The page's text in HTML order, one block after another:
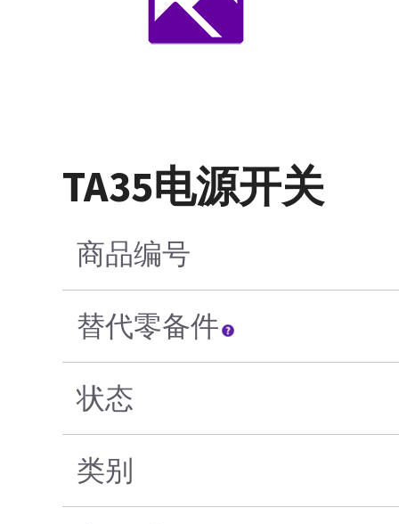
TA35电源开关
商品编号
替代零备件
状态
类别